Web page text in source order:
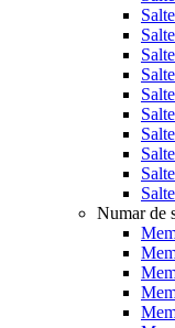
Numar de